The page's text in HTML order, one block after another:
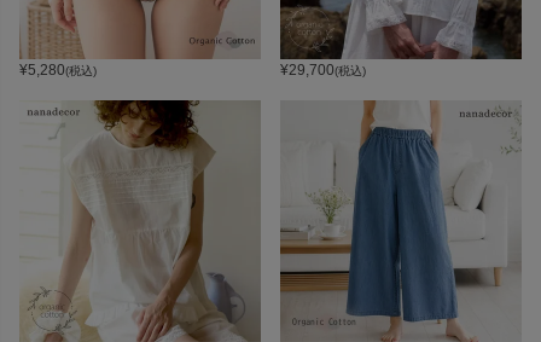
¥5,280(税込) ¥29,700(税込)